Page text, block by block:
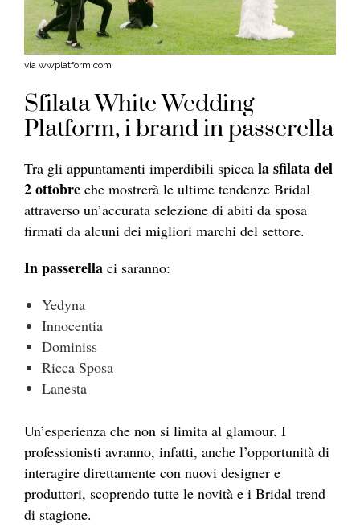
via wwplatform.com
Sfilata White Wedding
Platform, i brand in passerella
Tra gli appuntamenti imperdibili spicca la sfilata del
2 ottobre che mostrerà le ultime tendenze Bridal
attraverso un’accurata selezione di abiti da sposa
firmati da alcuni dei migliori marchi del settore.
In passerella ci saranno:
Yedyna
Innocentia
Dominiss
Ricca Sposa
Lanesta
Un’esperienza che non si limita al glamour. I
professionisti avranno, infatti, anche l’opportunità di
interagire direttamente con nuovi designer e
produttori, scoprendo tutte le novità e i Bridal trend
di stagione.